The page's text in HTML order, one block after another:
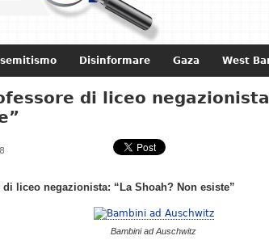
Disinformare Gaza West
Storia di Israele
di liceo
di liceo negazionista: “La Shoah? Non esiste”
Bambini ad Auschwitz